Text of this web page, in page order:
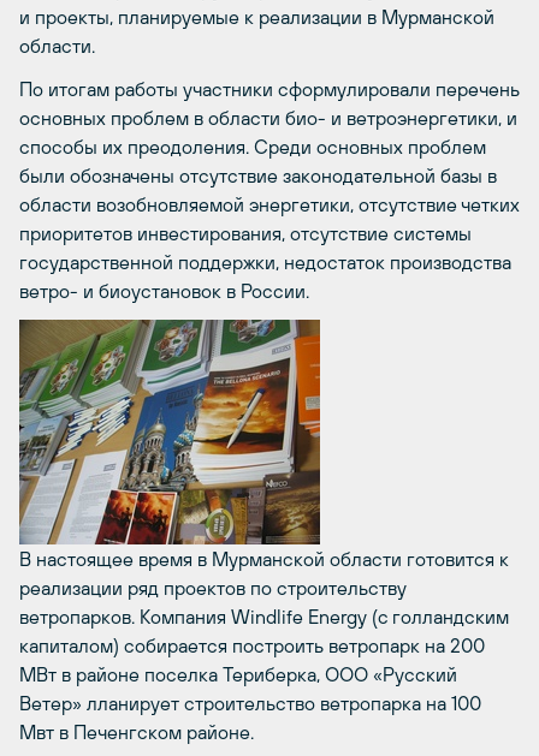
и проекты, планируемые к реализации в Мурманской
области.
По итогам работы участники сформулировали перечень
основных проблем в области био- и ветроэнергетики, и
способы их преодоления. Среди основных проблем
были обозначены отсутствие законодательной базы в
области возобновляемой энергетики, отсутствие четких
приоритетов инвестирования, отсутствие системы
государственной поддержки, недостаток производства
ветро- и биоустановок в России.
В настоящее время в Мурманской области готовится к
реализации ряд проектов по строительству
ветропарков. Компания Windlife Energy (c голландским
капиталом) собирается построить ветропарк на 200
МВт в районе поселка Териберка, ООО «Русский
Ветер» лланирует строительство ветропарка на 100
Мвт в Печенгском районе.